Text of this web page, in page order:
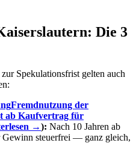
Die 3
Spekulationsfrist gelten auch
Fremdnutzung der
ab Kaufvertrag für
→): Nach 10 Jahren ab
Gewinn steuerfrei — ganz gleich,